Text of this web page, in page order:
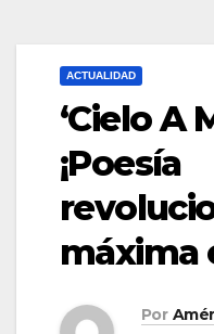
ACTUALIDAD
‘Cielo A
¡Poesía
máxima
Por